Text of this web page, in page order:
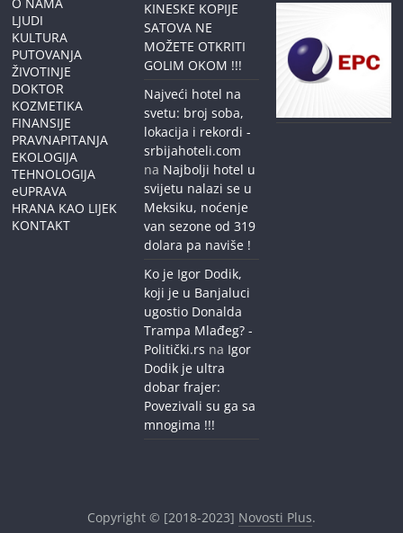
LJUDI
KULTURA
PUTOVANJA
ŽIVOTINJE
DOKTOR
KOZMETIKA
FINANSIJE
PRAVNAPITANJA
EKOLOGIJA
TEHNOLOGIJA
eUPRAVA
HRANA KAO LIJEK
KONTAKT
KINESKE KOPIJE
SATOVA NE
MOŽETE OTKRITI
GOLIM OKOM !!!
Najveći hotel na
svetu: broj soba,
lokacija i rekordi -
srbijahoteli.com
na Najbolji hotel u
svijetu nalazi se u
Meksiku, noćenje
van sezone od 319
dolara pa naviše !
Ko je Igor Dodik,
koji je u Banjaluci
ugostio Donalda
Trampa Mlađeg? -
Politički.rs na Igor
Dodik je ultra
dobar frajer:
Povezivali su ga sa
mnogima !!!
Copyright © [2018-2023] Novosti Plus.